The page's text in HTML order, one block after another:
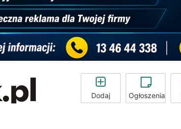
Dodaj Ogłoszenia